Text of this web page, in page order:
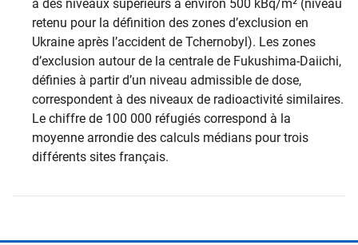
à des niveaux supérieurs à environ 500 kBq/m² (niveau
retenu pour la définition des zones d’exclusion en
Ukraine après l’accident de Tchernobyl). Les zones
d’exclusion autour de la centrale de Fukushima-Daiichi,
définies à partir d’un niveau admissible de dose,
correspondent à des niveaux de radioactivité similaires.
Le chiffre de 100 000 réfugiés correspond à la
moyenne arrondie des calculs médians pour trois
différents sites français.